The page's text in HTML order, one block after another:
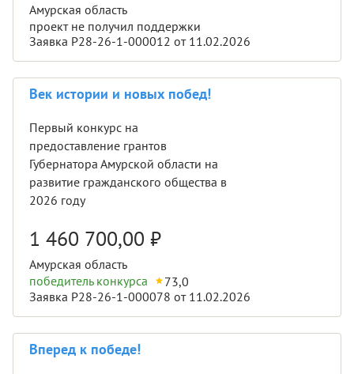
Амурская область
проект не получил поддержки
Заявка Р28-26-1-000012 от 11.02.2026
Век истории и новых побед!
Первый конкурс на
предоставление грантов
Губернатора Амурской области на
развитие гражданского общества в
2026 году
1 460 700,00 ₽
Амурская область
победитель конкурса
73,0
Заявка Р28-26-1-000078 от 11.02.2026
Вперед к победе!